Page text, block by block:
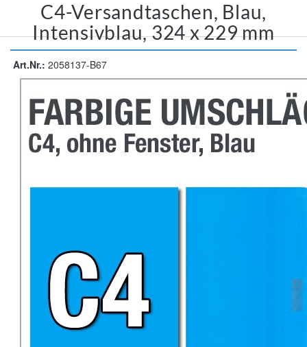
C4-Versandtaschen, Blau,
Intensivblau, 324 x 229 mm
Art.Nr.: 2058137-B67